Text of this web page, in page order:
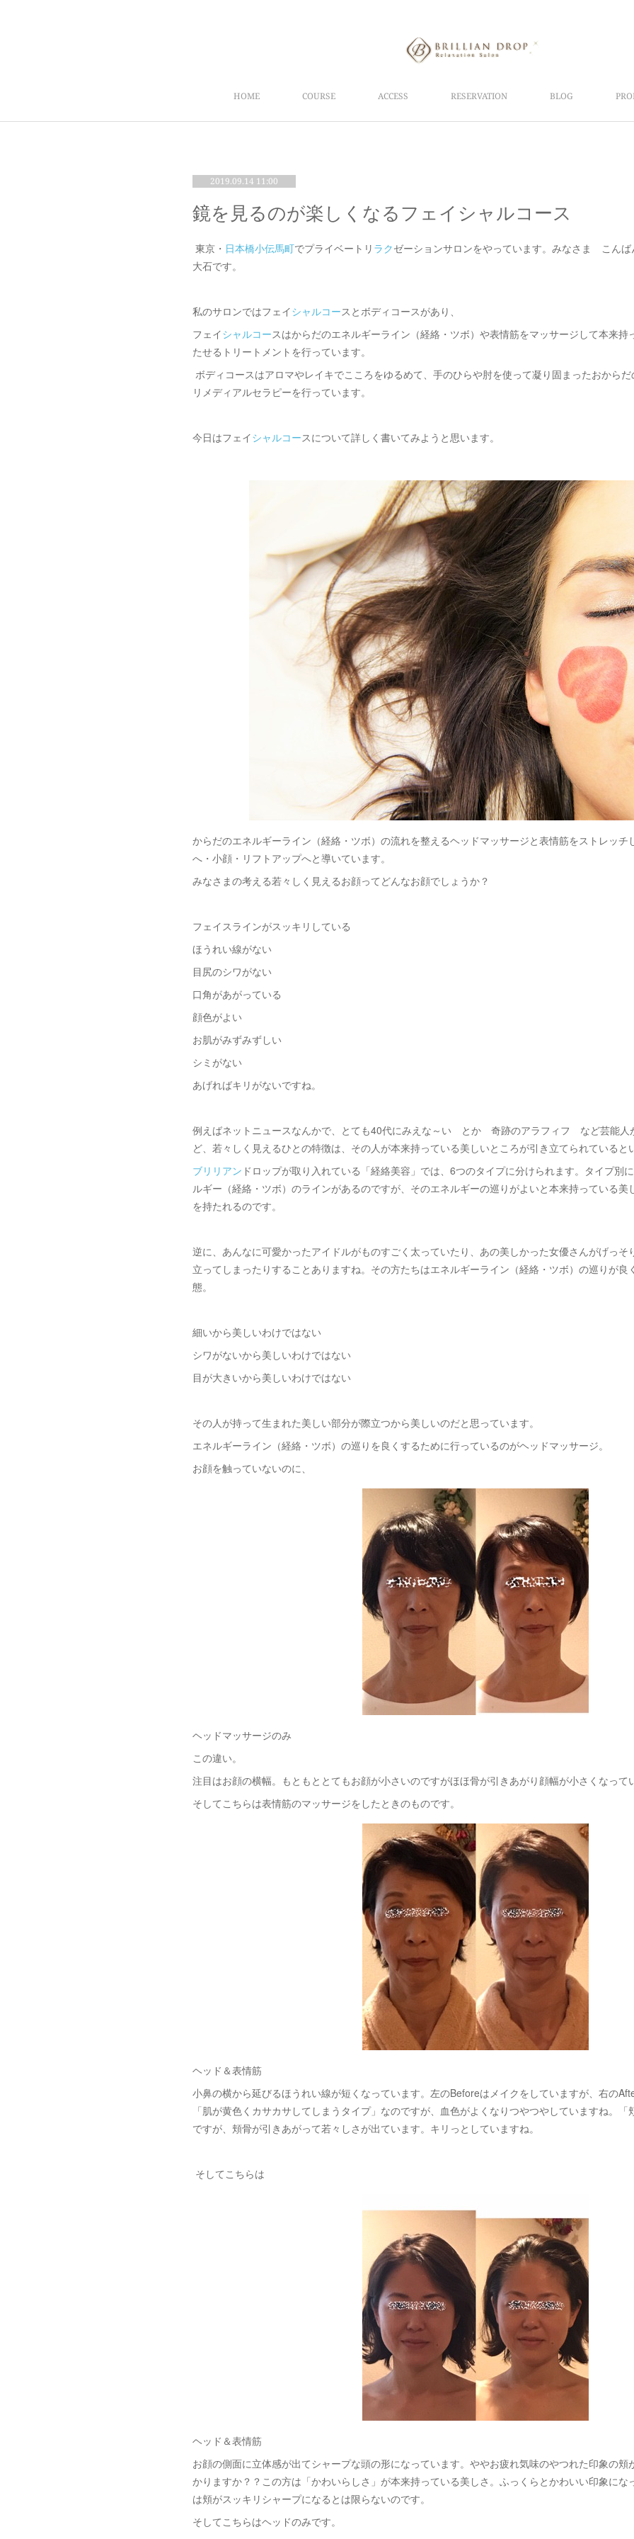
HOME COURSE ACCESS RESERVATION BLOG
2019.09.14 11:00
鏡を見るのが楽しくなるフェイシャルコース
東京・ 日本橋小伝馬町でプライベートリ ラクゼーションサロンをやっています。みなさま こんば
大石です。
私のサロンではフェイシャルコースとボディコースがあり、
フェイシャルコースはからだのエネルギーライン（経絡・ツボ）や表情筋をマッサージして本来持
たせるトリートメントを行っています。
ボディコースはアロマやレイキでこころをゆるめて、手のひらや肘を使って凝り固まったおから
リメディアルセラピーを行っています。
今日はフェイシャルコースについて詳しく書いてみようと思います。
からだのエネルギーライン（経絡・ツボ）の流れを整えるヘッドマッサージと表情筋をストレッチ
へ・小顔・リフトアップへと導いています。
みなさまの考える若々しく見えるお顔ってどんなお顔でしょうか？
フェイスラインがスッキリしている
ほうれい線がない
目尻のシワがない
口角があがっている
顔色がよい
お肌がみずみずしい
シミがない
あげればキリがないですね。
例えばネットニュースなんかで、とても40代にみえな～い とか 奇跡のアラフィフ など芸能人
ど、若々しく見えるひとの特徴は、その人が本来持っている美しいところが引き立てられていると
ブリリアン ドロップが取り入れている「経絡美容」では、6つのタイプに分けられます。タイプ別
ルギー（経絡・ツボ）のラインがあるのですが、そのエネルギーの巡りがよいと本来持っている美
を持たれるのです。
逆に、あんなに可愛かったアイドルがものすごく太っていたり、あの美しかった女優さんがげっそ
立ってしまったりすることありますね。その方たちはエネルギーライン（経絡・ツボ）の巡りが良
態。
細いから美しいわけではない
シワがないから美しいわけではない
目が大きいから美しいわけではない
その人が持って生まれた美しい部分が際立つから美しいのだと思っています。
エネルギーライン（経絡・ツボ）の巡りを良くするために行っているのがヘッドマッサージ。
お顔を触っていないのに、
ヘッドマッサージのみ
この違い。
注目はお顔の横幅。もともととてもお顔が小さいのですがほほ骨が引きあがり顔幅が小さくなって
そしてこちらは表情筋のマッサージをしたときのものです。
ヘッド＆表情筋
小鼻の横から延びるほうれい線が短くなっています。左のBeforeはメイクをしていますが、右の
「肌が黄色くカサカサしてしまうタイプ」なのですが、血色がよくなりつやつやしていますね。
ですが、頬骨が引きあがって若々しさが出ています。キリっとしていますね。
そしてこちらは
ヘッド＆表情筋
お顔の側面に立体感が出てシャープな頭の形になっています。ややお疲れ気味のやつれた印象の頬
かりますか？？この方は「かわいらしさ」が本来持っている美しさ。ふっくらとかわいい印象にな
は頬がスッキリシャープになるとは限らないのです。
そしてこちらはヘッドのみです。